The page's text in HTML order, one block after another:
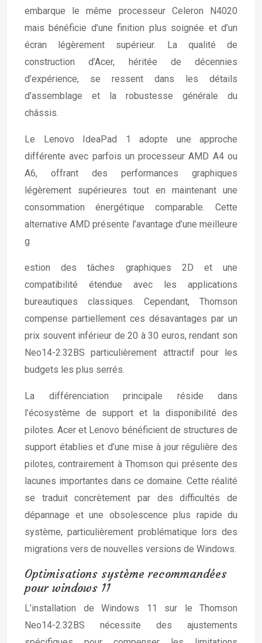
embarque le même processeur Celeron N4020
mais bénéficie d’une finition plus soignée et d’un
écran légèrement supérieur. La qualité de
construction d’Acer, héritée de décennies
d’expérience, se ressent dans les détails
d’assemblage et la robustesse générale du
châssis.
Le Lenovo IdeaPad 1 adopte une approche
différente avec parfois un processeur AMD A4 ou
A6, offrant des performances graphiques
légèrement supérieures tout en maintenant une
consommation énergétique comparable. Cette
alternative AMD présente l’avantage d’une meilleure
g
estion des tâches graphiques 2D et une
compatibilité étendue avec les applications
bureautiques classiques. Cependant, Thomson
compense partiellement ces désavantages par un
prix souvent inférieur de 20 à 30 euros, rendant son
Neo14-2.32BS particulièrement attractif pour les
budgets les plus serrés.
La différenciation principale réside dans
l’écosystème de support et la disponibilité des
pilotes. Acer et Lenovo bénéficient de structures de
support établies et d’une mise à jour régulière des
pilotes, contrairement à Thomson qui présente des
lacunes importantes dans ce domaine. Cette réalité
se traduit concrètement par des difficultés de
dépannage et une obsolescence plus rapide du
système, particulièrement problématique lors des
migrations vers de nouvelles versions de Windows.
Optimisations système recommandées
pour windows 11
L’installation de Windows 11 sur le Thomson
Neo14-2.32BS nécessite des ajustements